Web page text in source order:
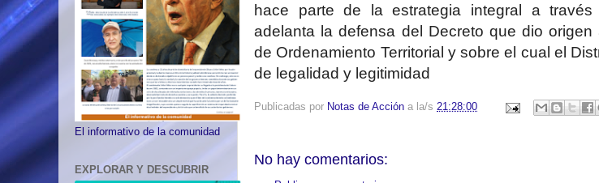
hace parte de la estrategia integral a
adelanta la defensa del Decreto que dio
de Ordenamiento Territorial y sobre el cual el
de legalidad y legitimidad
Publicadas por Notas de Acción a la/s 21:28:00
No hay comentarios:
El informativo de la comunidad
EXPLORAR Y DESCUBRIR